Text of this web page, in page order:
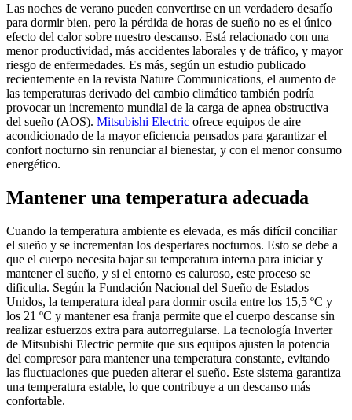
Las noches de verano pueden convertirse en un verdadero desafío
para dormir bien, pero la pérdida de horas de sueño no es el único
efecto del calor sobre nuestro descanso. Está relacionado con una
menor productividad, más accidentes laborales y de tráfico, y mayor
riesgo de enfermedades. Es más, según un estudio publicado
recientemente en la revista Nature Communications, el aumento de
las temperaturas derivado del cambio climático también podría
provocar un incremento mundial de la carga de apnea obstructiva
del sueño (AOS). Mitsubishi Electric ofrece equipos de aire
acondicionado de la mayor eficiencia pensados para garantizar el
confort nocturno sin renunciar al bienestar, y con el menor consumo
energético.
Mantener una temperatura adecuada
Cuando la temperatura ambiente es elevada, es más difícil conciliar
el sueño y se incrementan los despertares nocturnos. Esto se debe a
que el cuerpo necesita bajar su temperatura interna para iniciar y
mantener el sueño, y si el entorno es caluroso, este proceso se
dificulta. Según la Fundación Nacional del Sueño de Estados
Unidos, la temperatura ideal para dormir oscila entre los 15,5 ºC y
los 21 ºC y mantener esa franja permite que el cuerpo descanse sin
realizar esfuerzos extra para autorregularse. La tecnología Inverter
de Mitsubishi Electric permite que sus equipos ajusten la potencia
del compresor para mantener una temperatura constante, evitando
las fluctuaciones que pueden alterar el sueño. Este sistema garantiza
una temperatura estable, lo que contribuye a un descanso más
confortable.